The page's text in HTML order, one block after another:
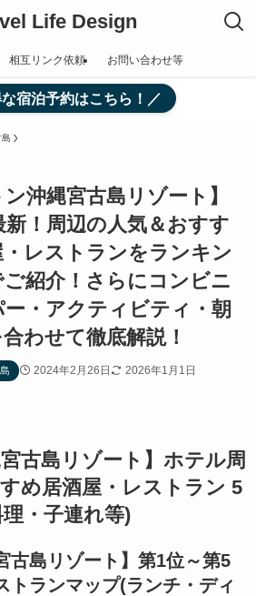
Life Design
相互リンク依頼 お問い合わせ等
宿泊予約はこちら！／
ン沖縄宮古島リゾート】
新！周辺の人気＆おすす
レストランをランキン
ご紹介！さらにコンビニ
・アクティビティ・朝
わせて徹底解説！
2024年2月26日 2026年1月1日
古島リゾート】ホテル周
め居酒屋・レストラン 5
・子連れ等)
古島リゾート】第1位～第5
ランマップ(ランチ・ディ